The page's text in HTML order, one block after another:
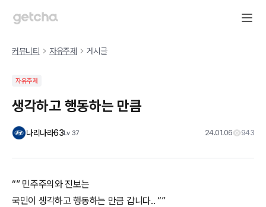
커뮤니티 자유주제 게시글
자유주제
생각하고 행동하는 만큼
나리나라63Lv 37 24.01.06 943
“” 민주주의와 진보는
국민이 생각하고 행동하는 만큼 갑니다.. “”